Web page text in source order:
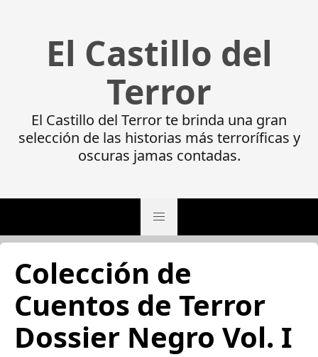
El Castillo del
Terror
El Castillo del Terror te brinda una gran
selección de las historias más terroríficas y
oscuras jamas contadas.
Colección de
Cuentos de Terror
Dossier Negro Vol. I